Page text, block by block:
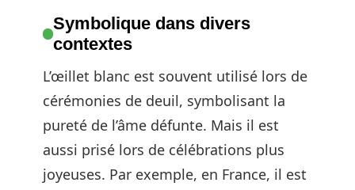
Symbolique dans divers
contextes
L’œillet blanc est souvent utilisé lors de
cérémonies de deuil, symbolisant la
pureté de l’âme défunte. Mais il est
aussi prisé lors de célébrations plus
joyeuses. Par exemple, en France, il est